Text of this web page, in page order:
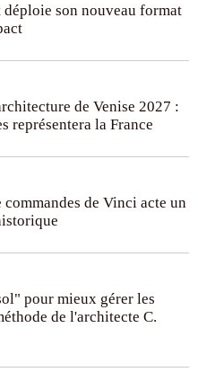
son nouveau format
de Venise 2027 :
représentera la France
commandes de Vinci acte un
pour mieux gérer les
de l'architecte C.